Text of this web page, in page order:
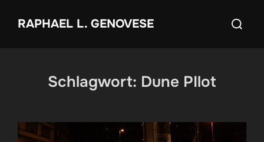
InhaltRAPHAEL L. GENOVESE
Suchen
Schlagwort: Dune PIlot